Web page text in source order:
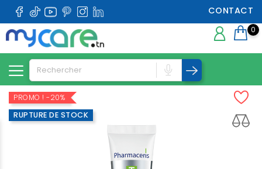
CONTACT
0
PROMO ! -20%
RUPTURE DE STOCK